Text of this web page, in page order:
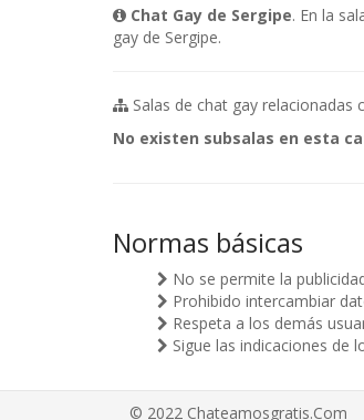
Chat Gay de Sergipe. En la
gay de Sergipe.
Salas de chat gay relacionadas
No existen subsalas en esta
Normas básicas
No se permite la
Prohibido intercambiar
Respeta a los demás
Sigue las indicaciones de
© 2022 Chateamosgratis.Com